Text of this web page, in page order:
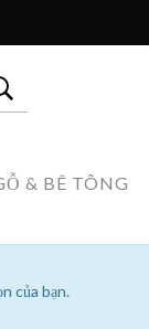
& BÊ TÔNG
của bạn.